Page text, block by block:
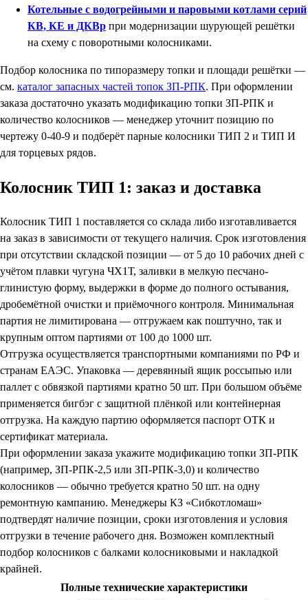
Котельные с водогрейными и паровыми котлами серий
КВ, КЕ и ДКВр при модернизации шурующей решётки
на схему с поворотными колосниками.
Подбор колосника по типоразмеру топки и площади решётки —
см. каталог запасных частей топок ЗП-РПК. При оформлении
заказа достаточно указать модификацию топки ЗП-РПК и
количество колосников — менеджер уточнит позицию по
чертежу 0-40-9 и подберёт парные колосники ТИП 2 и ТИП И
для торцевых рядов.
Колосник ТИП 1: заказ и доставка
Колосник ТИП 1 поставляется со склада либо изготавливается
на заказ в зависимости от текущего наличия. Срок изготовления
при отсутствии складской позиции — от 5 до 10 рабочих дней с
учётом плавки чугуна ЧХ1Т, заливки в мелкую песчано-
глинистую форму, выдержки в форме до полного остывания,
дробемётной очистки и приёмочного контроля. Минимальная
партия не лимитирована — отгружаем как поштучно, так и
крупным оптом партиями от 100 до 1000 шт.
Отгрузка осуществляется транспортными компаниями по РФ и
странам ЕАЭС. Упаковка — деревянный ящик россыпью или
паллет с обвязкой партиями кратно 50 шт. При большом объёме
применяется бигбэг с защитной плёнкой или контейнерная
отгрузка. На каждую партию оформляется паспорт ОТК и
сертификат материала.
При оформлении заказа укажите модификацию топки ЗП-РПК
(например, ЗП-РПК-2,5 или ЗП-РПК-3,0) и количество
колосников — обычно требуется кратно 50 шт. на одну
ремонтную кампанию. Менеджеры КЗ «Сибкотломаш»
подтвердят наличие позиции, сроки изготовления и условия
отгрузки в течение рабочего дня. Возможен комплектный
подбор колосников с балками колосниковыми и накладкой
крайней.
Полные технические характеристики